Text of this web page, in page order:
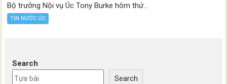
Bộ trưởng Nội vụ Úc Tony Burke hôm thứ...
TIN NƯỚC ÚC
Search
Search